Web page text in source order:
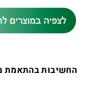
החשיבות בהתאמת